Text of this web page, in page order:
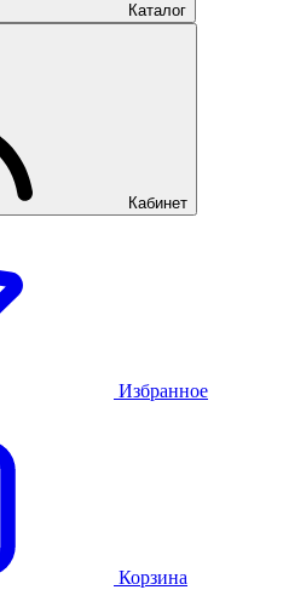
Каталог
Кабинет
Избранное
Корзина